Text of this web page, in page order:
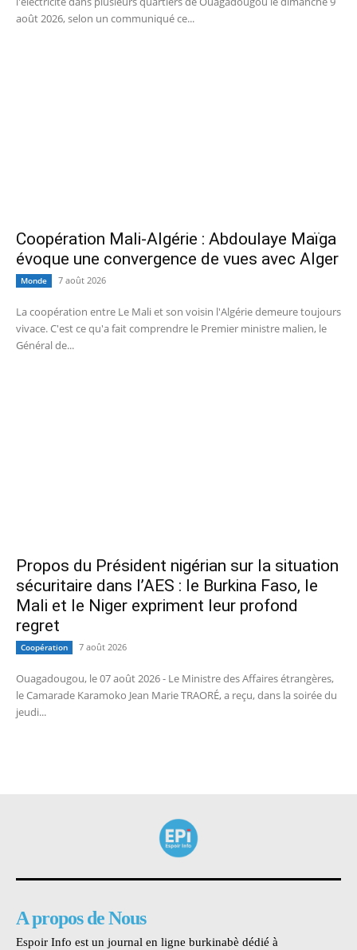
août 2026, selon un communiqué ce...
Coopération Mali-Algérie : Abdoulaye Maïga
évoque une convergence de vues avec Alger
Monde 7 août 2026
La coopération entre Le Mali et son voisin l'Algérie demeure toujours
vivace. C'est ce qu'a fait comprendre le Premier ministre malien, le
Général de...
Propos du Président nigérian sur la situation
sécuritaire dans l’AES : le Burkina Faso, le
Mali et le Niger expriment leur profond
regret
Coopération 7 août 2026
Ouagadougou, le 07 août 2026 - Le Ministre des Affaires étrangères,
le Camarade Karamoko Jean Marie TRAORÉ, a reçu, dans la soirée du
jeudi...
A propos de Nous
Espoir Info est un journal en ligne burkinabè dédié à